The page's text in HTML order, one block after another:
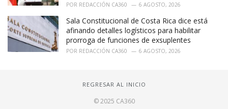
POR REDACCIÓN CA360 6 AGOSTO, 2026
Sala Constitucional de Costa Rica dice está
afinando detalles logísticos para habilitar
prorroga de funciones de exsuplentes
POR REDACCIÓN CA360 6 AGOSTO, 2026
REGRESAR AL INICIO
© 2025 CA360